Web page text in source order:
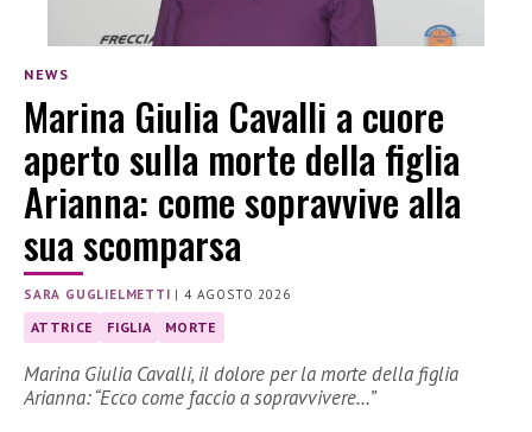
NEWS
Marina Giulia Cavalli a cuore
aperto sulla morte della figlia
Arianna: come sopravvive alla
sua scomparsa
SARA GUGLIELMETTI |4 AGOSTO 2026
ATTRICE FIGLIA MORTE
Marina Giulia Cavalli, il dolore per la morte della figlia
Arianna: “Ecco come faccio a sopravvivere…”